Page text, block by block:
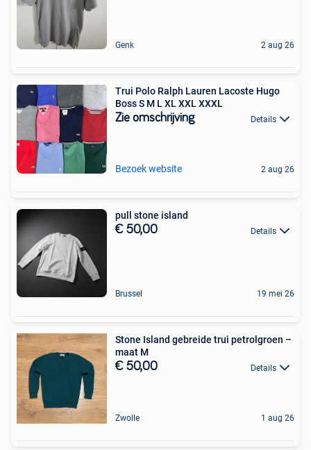
Genk 2 aug 26
Trui Polo Ralph Lauren Lacoste Hugo
Boss S M L XL XXL XXXL
Zie omschrijving Details
Bezoek website 2 aug 26
pull stone island
€ 50,00 Details
Brussel 19 mei 26
Stone Island gebreide trui petrolgroen –
maat M
€ 50,00 Details
Zwolle 1 aug 26